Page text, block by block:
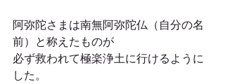
阿弥陀さまは南無阿弥陀仏（自分の名
前）と称えたものが
必ず救われて極楽浄土に行けるように
した。